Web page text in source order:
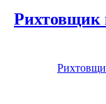
Рихтовщик